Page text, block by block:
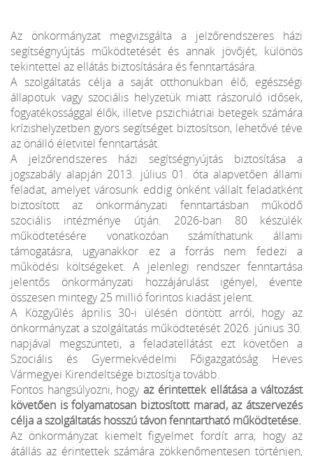
Az önkormányzat megvizsgálta a jelzőrendszeres házi
segítségnyújtás működtetését és annak jövőjét, különös
tekintettel az ellátás biztosítására és fenntartására.
A szolgáltatás célja a saját otthonukban élő, egészségi
állapotuk vagy szociális helyzetük miatt rászoruló idősek,
fogyatékossággal élők, illetve pszichiátriai betegek számára
krízishelyzetben gyors segítséget biztosítson, lehetővé téve
az önálló életvitel fenntartását.
A jelzőrendszeres házi segítségnyújtás biztosítása a
jogszabály alapján 2013. július 01. óta alapvetően állami
feladat, amelyet városunk eddig önként vállalt feladatként
biztosított az önkormányzati fenntartásban működő
szociális intézménye útján. 2026-ban 80 készülék
működtetésére vonatkozóan számíthatunk állami
támogatásra, ugyanakkor ez a forrás nem fedezi a
működési költségeket. A jelenlegi rendszer fenntartása
jelentős önkormányzati hozzájárulást igényel, évente
összesen mintegy 25 millió forintos kiadást jelent.
A Közgyűlés április 30-i ülésén döntött arról, hogy az
önkormányzat a szolgáltatás működtetését 2026. június 30.
napjával megszünteti, a feladatellátást ezt követően a
Szociális és Gyermekvédelmi Főigazgatóság Heves
Vármegyei Kirendeltsége biztosítja tovább.
Fontos hangsúlyozni, hogyaz érintettek ellátása a változást
követően is folyamatosan biztosított marad, az átszervezés
célja a szolgáltatás hosszú távon fenntartható működtetése.
Az önkormányzat kiemelt figyelmet fordít arra, hogy az
átállás az érintettek számára zökkenőmentesen történjen,